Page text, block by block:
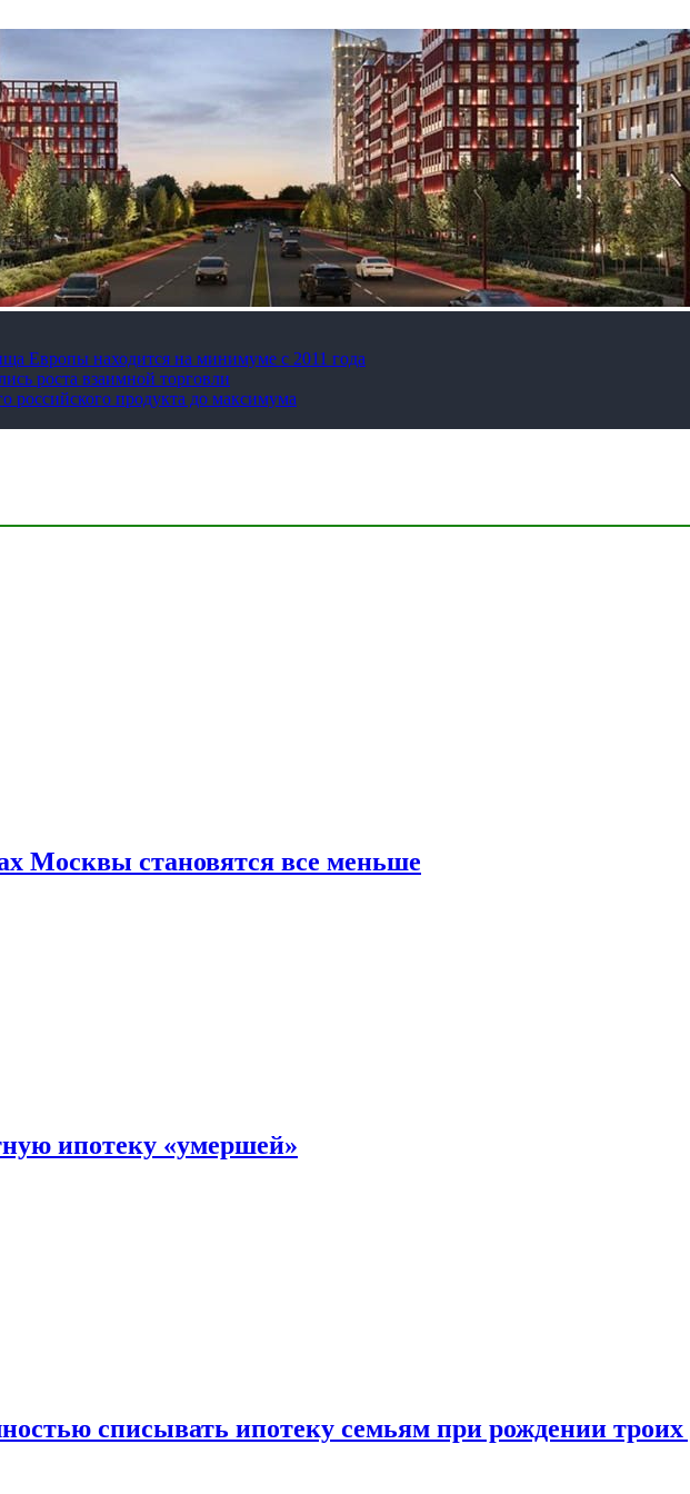
Европы находится на минимуме с 2011 года
роста взаимной торговли
продукта до максимума
Москвы становятся все меньше
ипотеку «умершей»
списывать ипотеку семьям при рождении троих